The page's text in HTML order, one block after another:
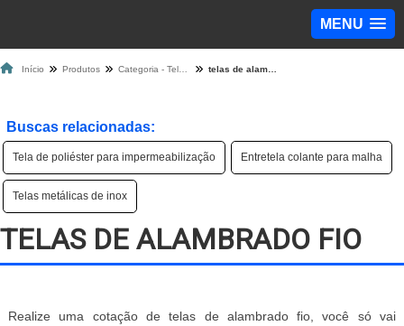
MENU
Início Produtos
Buscas relacionadas:
Tela de poliéster para impermeabilização Entretela colante para malha
Telas metálicas de inox
TELAS DE ALAMBRADO FIO
Realize uma cotação de telas de alambrado fio, você só vai